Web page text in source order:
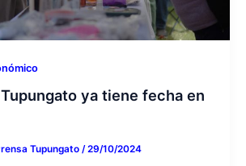
ya tiene fecha en
Tupungato /29/10/2024